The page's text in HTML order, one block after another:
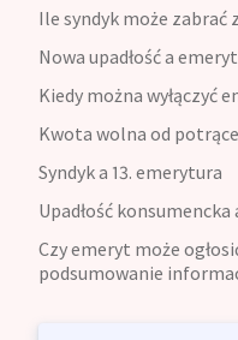
Ile syndyk może zabrać
Nowa upadłość a
Kiedy można wyłączyć
Kwota wolna od
Syndyk a 13. emerytura
Upadłość
Czy emeryt może
podsumowanie